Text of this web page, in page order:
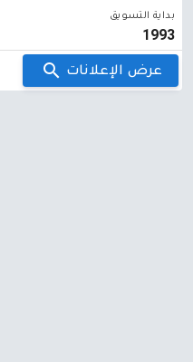
بداية التسويق
1993
عرض الإعلانات